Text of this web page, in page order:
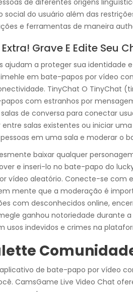
de diferentes origens
social do usuário além das
e ferramentas de maneira
Grave E Edite Seu
ajudam a proteger sua identidade
em bate-papos por vídeo
TinyChat O TinyChat
com estranhos por
de conversa para conectar
entre salas existentes ou iniciar
em uma sala e moderar o
baixar qualquer
e inseri-lo no bate-papo do
vídeo aleatório. Conecte-se com
mente que a moderação é
com desconhecidos online,
ganhou notoriedade durante
usos indevidos e crimes na
aplicativo de bate-papo por vídeo
CamsGame Live Video Chat